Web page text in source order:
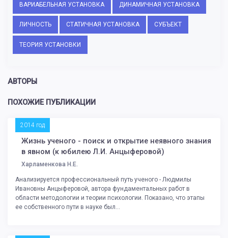
ВАРИАБЕЛЬНАЯ УСТАНОВКА ДИНАМИЧНАЯ УСТАНОВКА
ЛИЧНОСТЬ СТАТИЧНАЯ УСТАНОВКА СУБЪЕКТ
ТЕОРИЯ УСТАНОВКИ
АВТОРЫ
ПОХОЖИЕ ПУБЛИКАЦИИ
2014 год
Жизнь ученого - поиск и открытие неявного знания
в явном (к юбилею Л.И. Анцыферовой)
Харламенкова Н.Е.
Анализируется профессиональный путь ученого - Людмилы
Ивановны Анцыферовой, автора фундаментальных работ в
области методологии и теории психологии. Показано, что этапы
ее собственного пути в науке был...